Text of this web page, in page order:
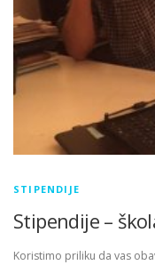
STIPENDIJE
Stipendije –
Koristimo priliku da vas